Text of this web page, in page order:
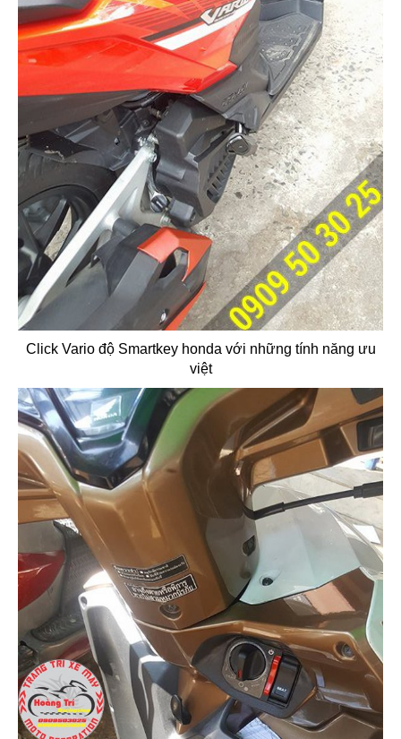
Click Vario độ Smartkey honda với những tính năng ưu
việt